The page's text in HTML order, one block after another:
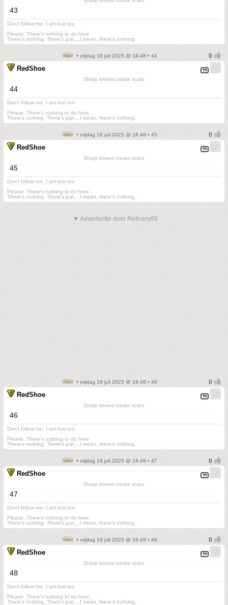
43
Don't follow me. I am lost too
Please. There's nothing to do here.
There's nothing. There's just....I mean, there's nothing.
• vrijdag 18 juli 2025 @ 18:48 • 44
RedShoe
Sharp knives create scars
44
Don't follow me. I am lost too
Please. There's nothing to do here.
There's nothing. There's just....I mean, there's nothing.
• vrijdag 18 juli 2025 @ 18:48 • 45
RedShoe
Sharp knives create scars
45
Don't follow me. I am lost too
Please. There's nothing to do here.
There's nothing. There's just....I mean, there's nothing.
▼ Advertentie door Refinery89
• vrijdag 18 juli 2025 @ 18:48 • 46
RedShoe
Sharp knives create scars
46
Don't follow me. I am lost too
Please. There's nothing to do here.
There's nothing. There's just....I mean, there's nothing.
• vrijdag 18 juli 2025 @ 18:48 • 47
RedShoe
Sharp knives create scars
47
Don't follow me. I am lost too
Please. There's nothing to do here.
There's nothing. There's just....I mean, there's nothing.
• vrijdag 18 juli 2025 @ 18:48 • 48
RedShoe
Sharp knives create scars
48
Don't follow me. I am lost too
Please. There's nothing to do here.
There's nothing. There's just....I mean, there's nothing.